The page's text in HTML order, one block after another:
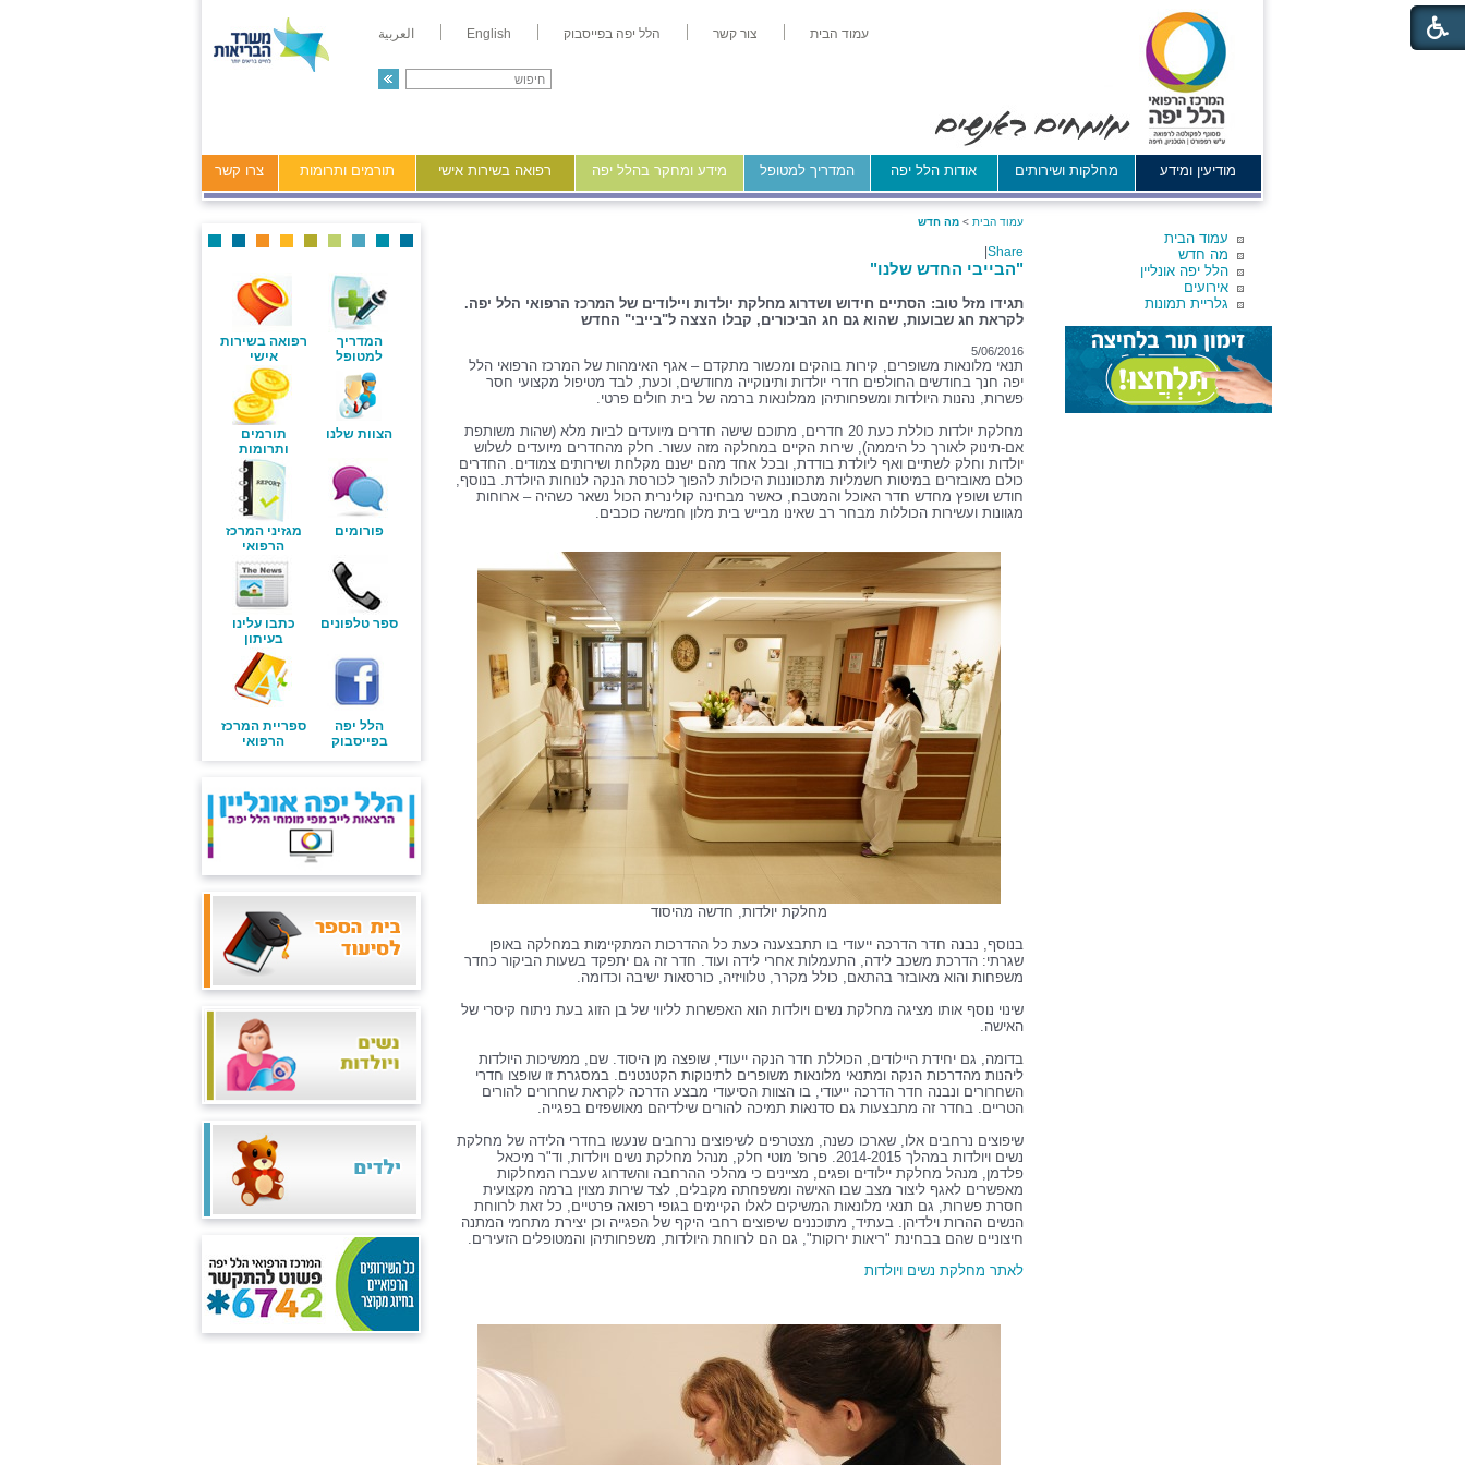
עמוד הבית צור קשר הלל יפה בפייסבוק English العربية
מודיעין ומידע מחלקות ושירותים אודות הלל יפה המדריך למטופל מידע ומחקר בהלל יפה רפואה בשירות אישי תורמים ותרומות צרו קשר
עמוד הבית
מה חדש
הלל יפה אונליין
אירועים
גלריית תמונות
עמוד הבית > מה חדש
Share
"הבייבי החדש שלנו"
תגידו מזל טוב: הסתיים חידוש ושדרוג מחלקת יולדות ויילודים של המרכז הרפואי הלל יפה.
לקראת חג שבועות, שהוא גם חג הביכורים, קבלו הצצה ל"בייבי" החדש
5/06/2016
תנאי מלונאות משופרים, קירות בוהקים ומכשור מתקדם – אגף האימהות של המרכז הרפואי הלל
יפה חנך בחודשים החולפים חדרי יולדות ותינוקייה מחודשים, וכעת, לבד מטיפול מקצועי חסר
פשרות, נהנות היולדות ומשפחותיהן ממלונאות ברמה של בית חולים פרטי.
מחלקת יולדות כוללת כעת 20 חדרים, מתוכם שישה חדרים מיועדים לביות מלא (שהות משותפת
אם-תינוק לאורך כל היממה), שירות הקיים במחלקה מזה עשור. חלק מהחדרים מיועדים לשלוש
יולדות וחלק לשתיים ואף ליולדת בודדת, ובכל אחד מהם ישנם מקלחת ושירותים צמודים. החדרים
כולם מאובזרים במיטות חשמליות מתכווננות היכולות להפוך לכורסת הנקה לנוחות היולדת. בנוסף,
חודש ושופץ מחדש חדר האוכל והמטבח, כאשר מבחינה קולינרית הכול נשאר כשהיה – ארוחות
מגוונות ועשירות הכוללות מבחר רב שאינו מבייש בית מלון חמישה כוכבים.
מחלקת יולדות, חדשה מהיסוד
בנוסף, נבנה חדר הדרכה ייעודי בו תתבצענה כעת כל ההדרכות המתקיימות במחלקה באופן
שגרתי: הדרכת משכב לידה, התעמלות אחרי לידה ועוד. חדר זה גם יתפקד בשעות הביקור כחדר
משפחות והוא מאובזר בהתאם, כולל מקרר, טלוויזיה, כורסאות ישיבה וכדומה.
שינוי נוסף אותו מציגה מחלקת נשים ויולדות הוא האפשרות לליווי של בן הזוג בעת ניתוח קיסרי של
האישה.
בדומה, גם יחידת היילודים, הכוללת חדר הנקה ייעודי, שופצה מן היסוד. שם, ממשיכות היולדות
ליהנות מהדרכות הנקה ומתנאי מלונאות משופרים לתינוקות הקטנטנים. במסגרת זו שופצו חדרי
השחרורים ונבנה חדר הדרכה ייעודי, בו הצוות הסיעודי מבצע הדרכה לקראת שחרורים להורים
הטריים. בחדר זה מתבצעות גם סדנאות תמיכה להורים שילדיהם מאושפזים בפגייה.
שיפוצים נרחבים אלו, שארכו כשנה, מצטרפים לשיפוצים נרחבים שנעשו בחדרי הלידה של מחלקת
נשים ויולדות במהלך 2014-2015. פרופ' מוטי חלק, מנהל מחלקת נשים ויולדות, וד"ר מיכאל
פלדמן, מנהל מחלקת יילודים ופגים, מציינים כי מהלכי ההרחבה והשדרוג שעברו המחלקות
מאפשרים לאגף ליצור מצב שבו האישה ומשפחתה מקבלים, לצד שירות מצוין ברמה מקצועית
חסרת פשרות, גם תנאי מלונאות המשיקים לאלו הקיימים בגופי רפואה פרטיים, כל זאת לרווחת
הנשים ההרות וילדיהן. בעתיד, מתוכננים שיפוצים רחבי היקף של הפגייה וכן יצירת מתחמי המתנה
חיצוניים שהם בבחינת "ריאות ירוקות", גם הם לרווחת היולדות, משפחותיהן והמטופלים הזעירים.
לאתר מחלקת נשים ויולדות
המדריך
למטופל
רפואה בשירות
אישי
הצוות שלנו
תורמים
ותרומות
פורומים
מגזיני המרכז
הרפואי
ספר טלפונים
כתבו עלינו
בעיתון
הלל יפה
בפייסבוק
ספריית המרכז
הרפואי